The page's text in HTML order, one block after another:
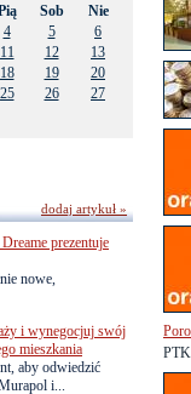
Sob
Nie
4 5
6
11 12
13
18 19
20
25 26
27
prezentuje
nowe,
i wynegocjuj swój
mieszkania
aby odwiedzić
i...
dodaj artykuł »